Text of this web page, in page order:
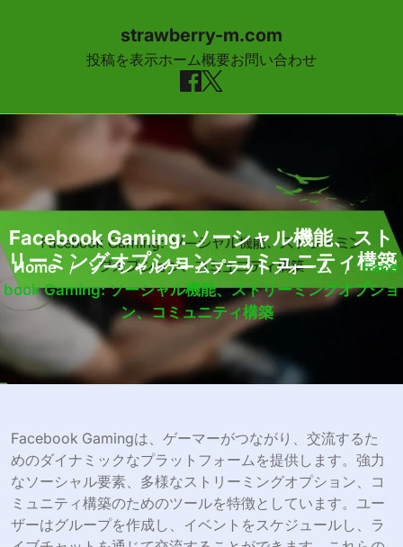
strawberry-m.com
投稿を表示ホーム概要お問い合わせ
Facebook Gaming: ソーシャル機能、スト
リーミングオプション、コミュニティ構築
Home / ソーシャルゲームプラットフォーム /
Face
Book Gaming: ソーシャル機能、ストリーミングオプショ
ン、コミュニティ構築
Facebook Gamingは、ゲーマーがつながり、交流するた
めのダイナミックなプラットフォームを提供します。強力
なソーシャル要素、多様なストリーミングオプション、コ
ミュニティ構築のためのツールを特徴としています。ユー
ザーはグループを作成し、イベントをスケジュールし、ラ